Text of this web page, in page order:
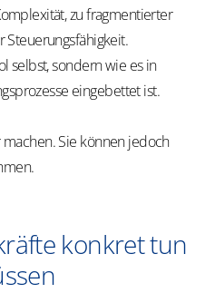
zu fragmentierter
Steuerungsfähigkeit.
selbst, sondern wie es in
eingebettet ist.
Sie können jedoch
konkret tun